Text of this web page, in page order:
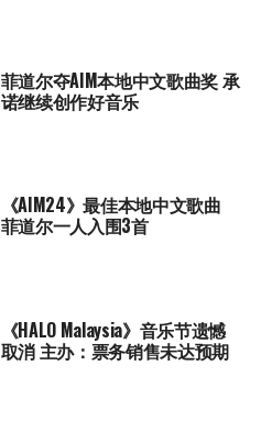
菲道尔夺AIM本地中文歌曲奖 承
诺继续创作好音乐
《AIM24》最佳本地中文歌曲
菲道尔一人入围3首
《HALO Malaysia》音乐节遗憾
取消 主办：票务销售未达预期